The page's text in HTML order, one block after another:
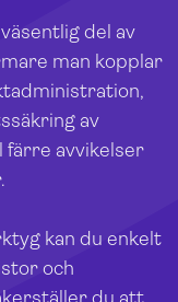
del av
man kopplar
av
färre avvikelser
kan du enkelt
och
du att